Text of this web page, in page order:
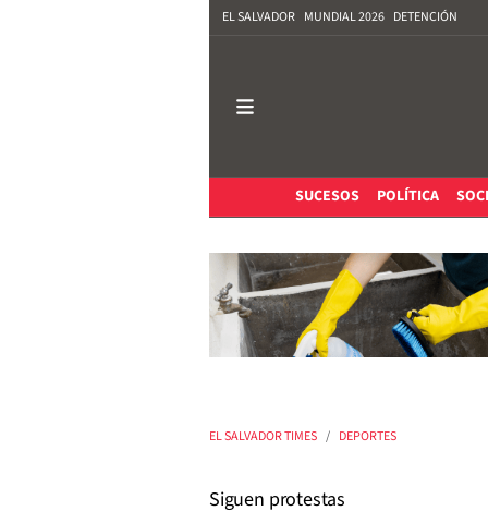
EL SALVADOR MUNDIAL 2026 DETENCIÓN
SUCESOS POLÍTICA
EL SALVADOR TIMES DEPORTES
Siguen protestas